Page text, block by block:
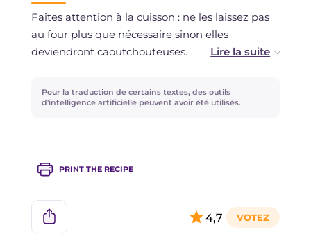
Faites attention à la cuisson : ne les laissez pas
au four plus que nécessaire sinon elles
deviendront caoutchouteuses.
Saint-Jacques gratinées à la provençale pour un
cocktail élégant ou un buffet spécial, elles sont
Pour la traduction de certains textes, des outils
d'intelligence artificielle peuvent avoir été utilisés.
PRINT THE RECIPE
4,7